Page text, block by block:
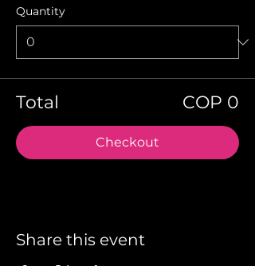
Quantity
Total COP 0
Checkout
Share this event